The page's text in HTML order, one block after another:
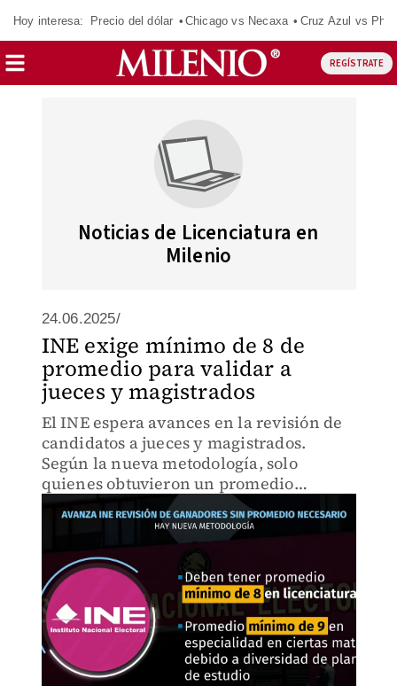
Hoy interesa: Precio del dólar Chicago vs Necaxa Cruz Azul vs
REGÍSTRATE
Noticias de Licenciatura en
Milenio
24.06.2025/
INE exige mínimo de 8 de
promedio para validar a
jueces y magistrados
El INE espera avances en la revisión de
candidatos a jueces y magistrados.
Según la nueva metodología, solo
quienes obtuvieron un promedio
mínimo de ocho en licenciatura podrán
ser validados.